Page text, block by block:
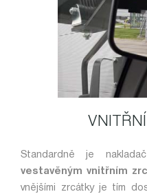
Standardně je
vestavěným vnitřním
vnějšími zrcátky je tím